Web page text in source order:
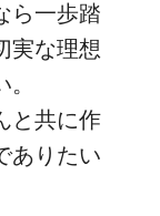
ら一歩踏
実な理想
と共に作
ありたい